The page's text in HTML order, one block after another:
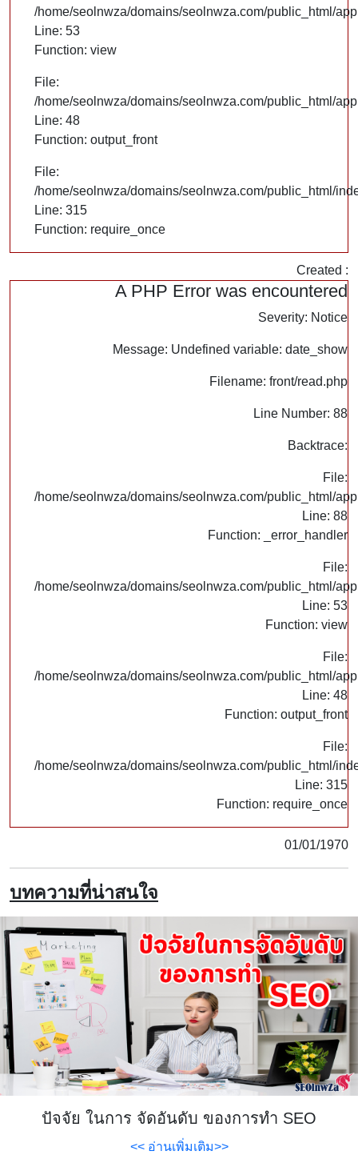
/home/seolnwza/domains/seolnwza.com/public_html/
Line: 53
Function: view
File:
/home/seolnwza/domains/seolnwza.com/public_html/
Line: 48
Function: output_front
File:
/home/seolnwza/domains/seolnwza.com/public_html/
Line: 315
Function: require_once
Created :
A PHP Error was encountered
Severity: Notice
Message: Undefined variable: date_show
Filename: front/read.php
Line Number: 88
Backtrace:
File:
/home/seolnwza/domains/seolnwza.com/public_html/
Line: 88
Function: _error_handler
File:
/home/seolnwza/domains/seolnwza.com/public_html/
Line: 53
Function: view
File:
/home/seolnwza/domains/seolnwza.com/public_html/
Line: 48
Function: output_front
File:
/home/seolnwza/domains/seolnwza.com/public_html/
Line: 315
Function: require_once
01/01/1970
บทความที่น่าสนใจ
ปัจจัย ในการ จัดอันดับ ของการทำ SEO
<< อ่านเพิ่มเติม>>